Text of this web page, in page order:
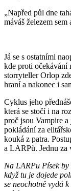
„Napřed půl dne
máváš železem sem
Já se s ostatními
kde proti očekávání
storryteller Orlop
hraní a nakonec i
Cyklus jeho
která se stočí i na
proč jsou Vampire
pokládání za
kouká z patra.
a LARPů. Jednu za
Na LARPu Písek
když tu je dojede
se neochotně vydá